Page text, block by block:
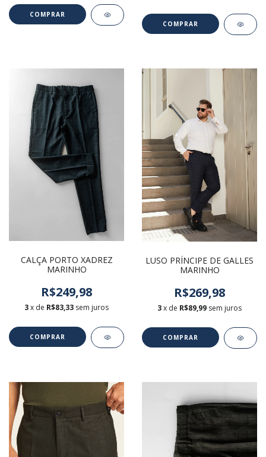
COMPRAR
COMPRAR
CALÇA PORTO XADREZ
MARINHO
R$249,98
3x de R$83,33 sem juros
COMPRAR
LUSO PRÍNCIPE DE GALLES
MARINHO
R$269,98
3x de R$89,99 sem juros
COMPRAR